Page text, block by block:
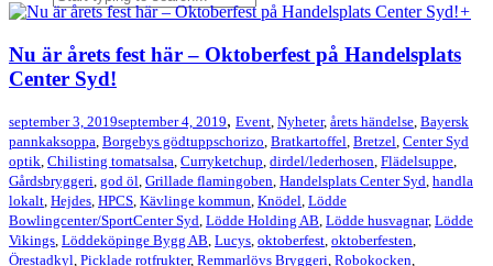
+
Nu är årets fest här – Oktoberfest på Handelsplats
Center Syd!
september 3, 2019september 4, 2019, Event, Nyheter, årets händelse, Bayersk
pannkaksoppa, Borgebys gödtuppschorizo, Bratkartoffel, Bretzel, Center Syd
optik, Chilisting tomatsalsa, Curryketchup, dirdel/lederhosen, Flädelsuppe,
Gårdsbryggeri, god öl, Grillade flamingoben, Handelsplats Center Syd, handla
lokalt, Hejdes, HPCS, Kävlinge kommun, Knödel, Lödde
Bowlingcenter/SportCenter Syd, Lödde Holding AB, Lödde husvagnar, Lödde
Vikings, Löddeköpinge Bygg AB, Lucys, oktoberfest, oktoberfesten,
Örestadkyl, Picklade rotfrukter, Remmarlövs Bryggeri, Robokocken,